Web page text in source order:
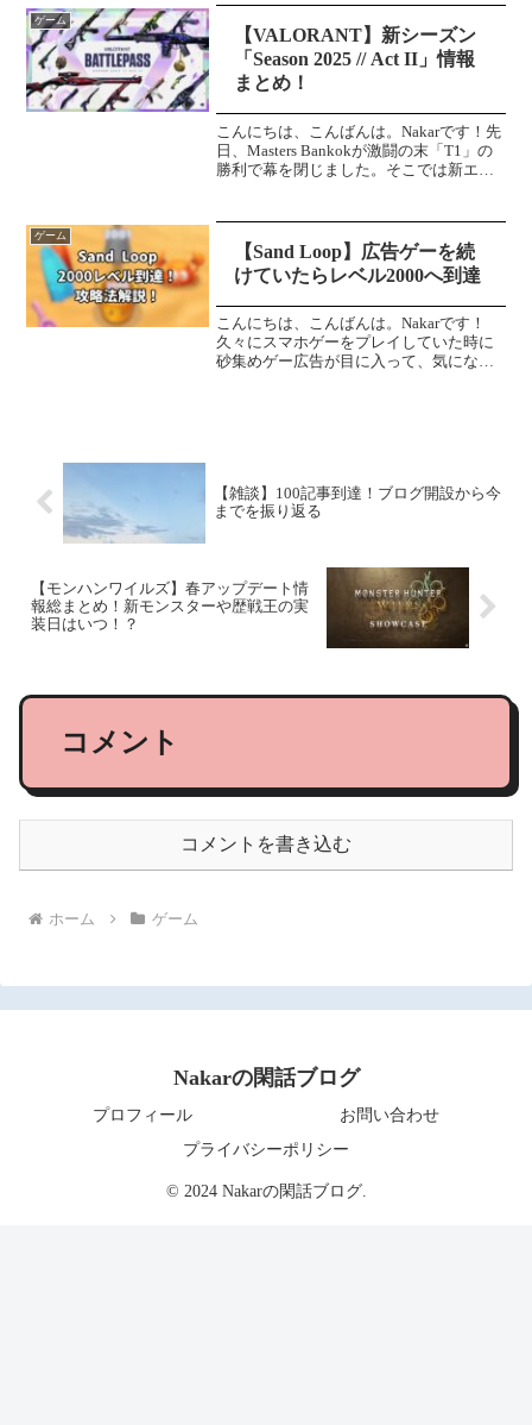
クラフト統合版ではできません。
※Modr...
ゲーム
【VALORANT】新シーズン
「Season 2025 // Act II」情報
まとめ！
こんにちは、こんばんは。Nakarです！先
日、Masters Bankokが激闘の末「T1」の
勝利で幕を閉じました。そこでは新エー
新シーズン「Season 2025 /...
ゲーム
【Sand Loop】広告ゲーを続
けていたらレベル2000へ到達
こんにちは、こんばんは。Nakarです！
久々にスマホゲーをプレイしていた時に
砂集めゲー広告が目に入って、気になっ
【雑談】100記事到達！ブログ開設から今
までを振り返る
【モンハンワイルズ】春アップデート情
報総まとめ！新モンスターや歴戦王の実
装日はいつ！？
コメント
コメントを書き込む
ホーム ゲーム
Nakarの閑話ブログ
プロフィール
お問い合わせ
プライバシーポリシー
© 2024 Nakarの閑話ブログ.